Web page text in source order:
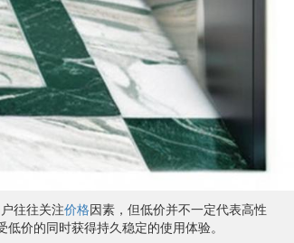
往往关注价格因素，但低价并不一定代表高性
价的同时获得持久稳定的使用体验。